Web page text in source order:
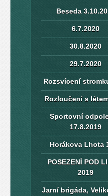
Beseda
6.7.2020
30.8.2020
29.7.2020
Rozsvícení
Rozloučení s
Sportovní
17.8.2019
Horákova Lhota
POSEZENÍ POD
2019
Jarní brigáda,